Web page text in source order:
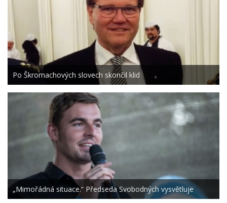
Po Škromachových slovech skončil klid
„Mimořádná situace.“ Předseda Svobodných vysvětluje